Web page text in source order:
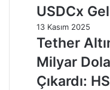
USDCx
13 Kasım 2025
Tether
Milyar
Çıkardı: